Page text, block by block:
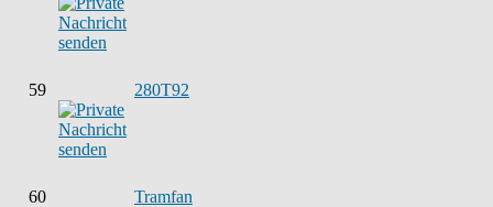
59 280T92
60 Tramfan